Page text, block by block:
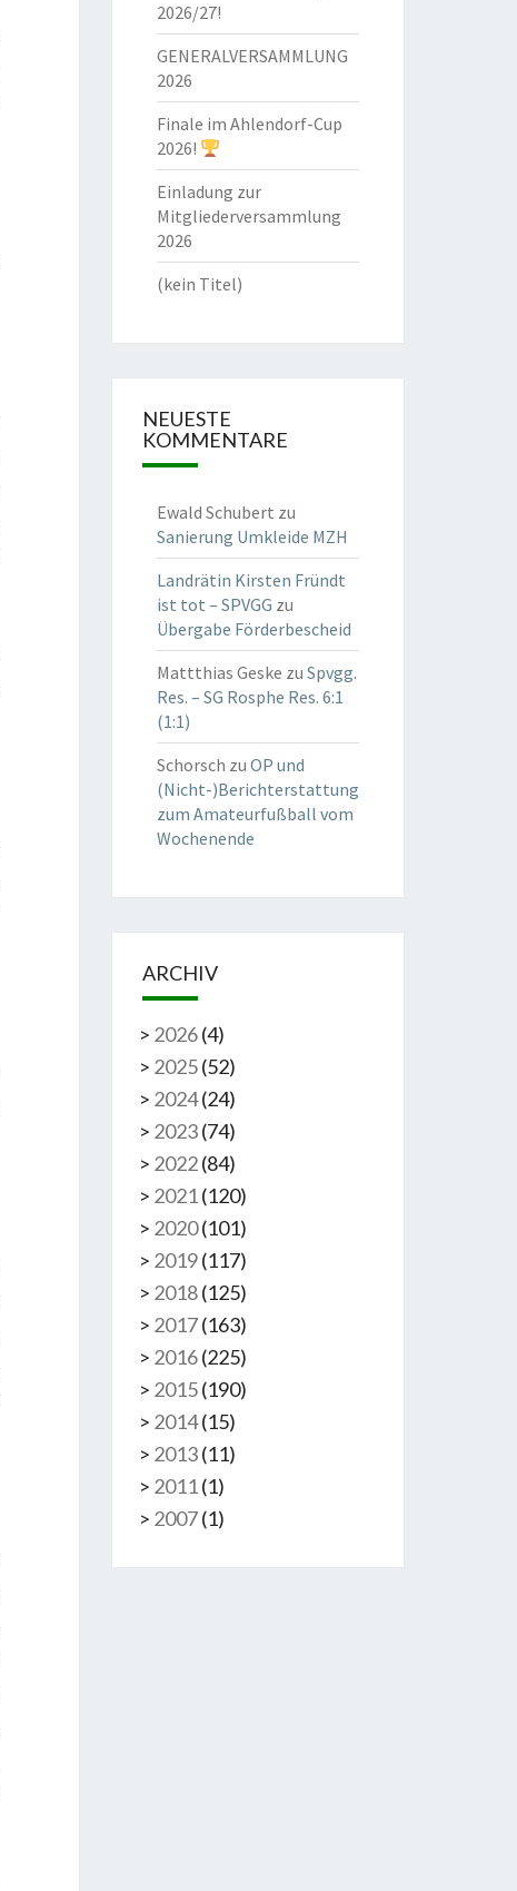
2026/27!
GENERALVERSAMMLUNG
2026
Finale im Ahlendorf-Cup
2026!
Einladung zur
Mitgliederversammlung
2026
(kein Titel)
NEUESTE
KOMMENTARE
Ewald Schubert zu
Sanierung Umkleide MZH
Landrätin Kirsten Fründt
ist tot – SPVGG zu
Übergabe Förderbescheid
Mattthias Geske zu Spvgg.
Res. – SG Rosphe Res. 6:1
(1:1)
Schorsch zu OP und
(Nicht-)Berichterstattung
zum Amateurfußball vom
Wochenende
ARCHIV
> 2026 (4)
> 2025 (52)
> 2024 (24)
> 2023 (74)
> 2022 (84)
> 2021 (120)
> 2020 (101)
> 2019 (117)
> 2018 (125)
> 2017 (163)
> 2016 (225)
> 2015 (190)
> 2014 (15)
> 2013 (11)
> 2011 (1)
> 2007 (1)